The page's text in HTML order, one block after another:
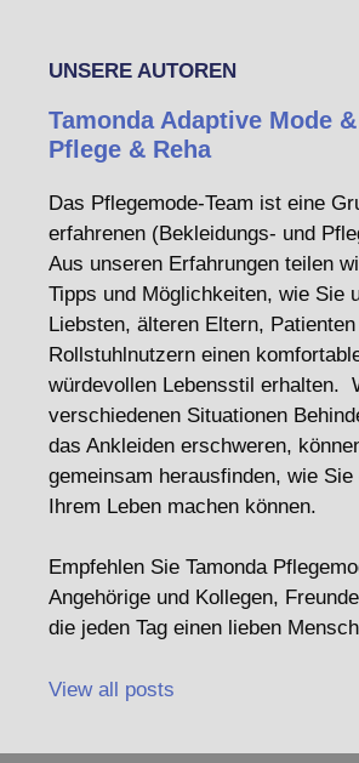
UNSERE AUTOREN
Tamonda Adaptive Mode
Pflege & Reha
Das Pflegemode-Team ist eine
erfahrenen (Bekleidungs- und
Aus unseren Erfahrungen teilen
Tipps und Möglichkeiten, wie Sie
Liebsten, älteren Eltern,
Rollstuhlnutzern einen
würdevollen Lebensstil erhalten.
verschiedenen Situationen
das Ankleiden erschweren,
gemeinsam herausfinden, wie
Ihrem Leben machen können.
Empfehlen Sie Tamonda
Angehörige und Kollegen,
die jeden Tag einen lieben
View all posts